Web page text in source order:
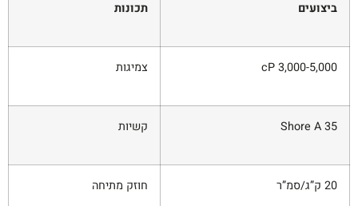
ביצועים תכונות
3,000-5,000 cP צמיגות
35 Shore A קשיות
20 ק”ג/סמ”ר חוזק מתיחה